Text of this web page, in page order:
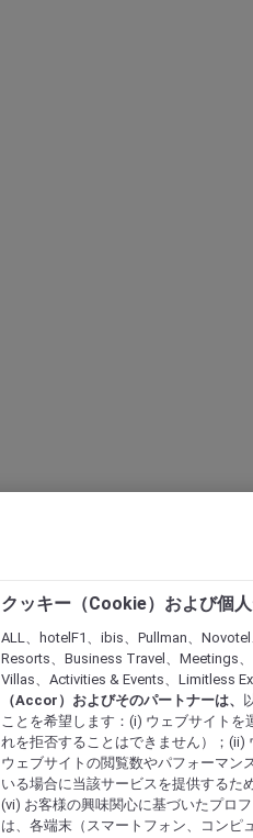
クッキー（Cookie）および個
ALL、hotelF1、ibis、Pullman、
Resorts、Business Travel、Meetings
Villas、Activities & Events、Limitless
（Accor）およびそのパートナーは、
ことを希望します：(i) ウェブサイト
れを拒否することはできません）；(ii)
ウェブサイトの閲覧数やパフォーマン
いる場合に当該サービスを提供するた
(vi) お客様の興味関心に基づいたプロ
は、各端末（スマートフォン、コンピ